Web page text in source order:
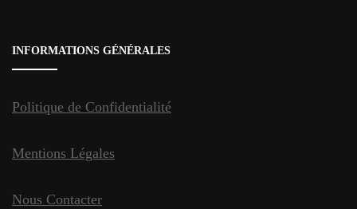
INFORMATIONS GÉNÉRALES
Politique de Confidentialité
Mentions Légales
Nous Contacter